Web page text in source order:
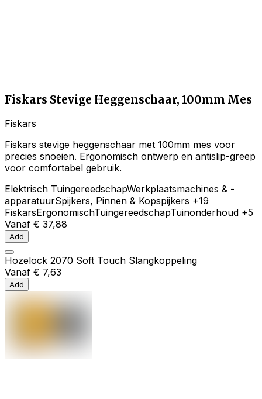
Fiskars Stevige Heggenschaar, 100mm Mes
Fiskars
Fiskars stevige heggenschaar met 100mm mes voor
precies snoeien. Ergonomisch ontwerp en antislip-greep
voor comfortabel gebruik.
Elektrisch TuingereedschapWerkplaatsmachines & -
apparatuurSpijkers, Pinnen & Kopspijkers +19
FiskarsErgonomischTuingereedschapTuinonderhoud +5
Vanaf € 37,88
Add
Hozelock 2070 Soft Touch Slangkoppeling
Vanaf € 7,63
Add